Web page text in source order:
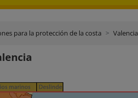
para la protección de la costa Valencia